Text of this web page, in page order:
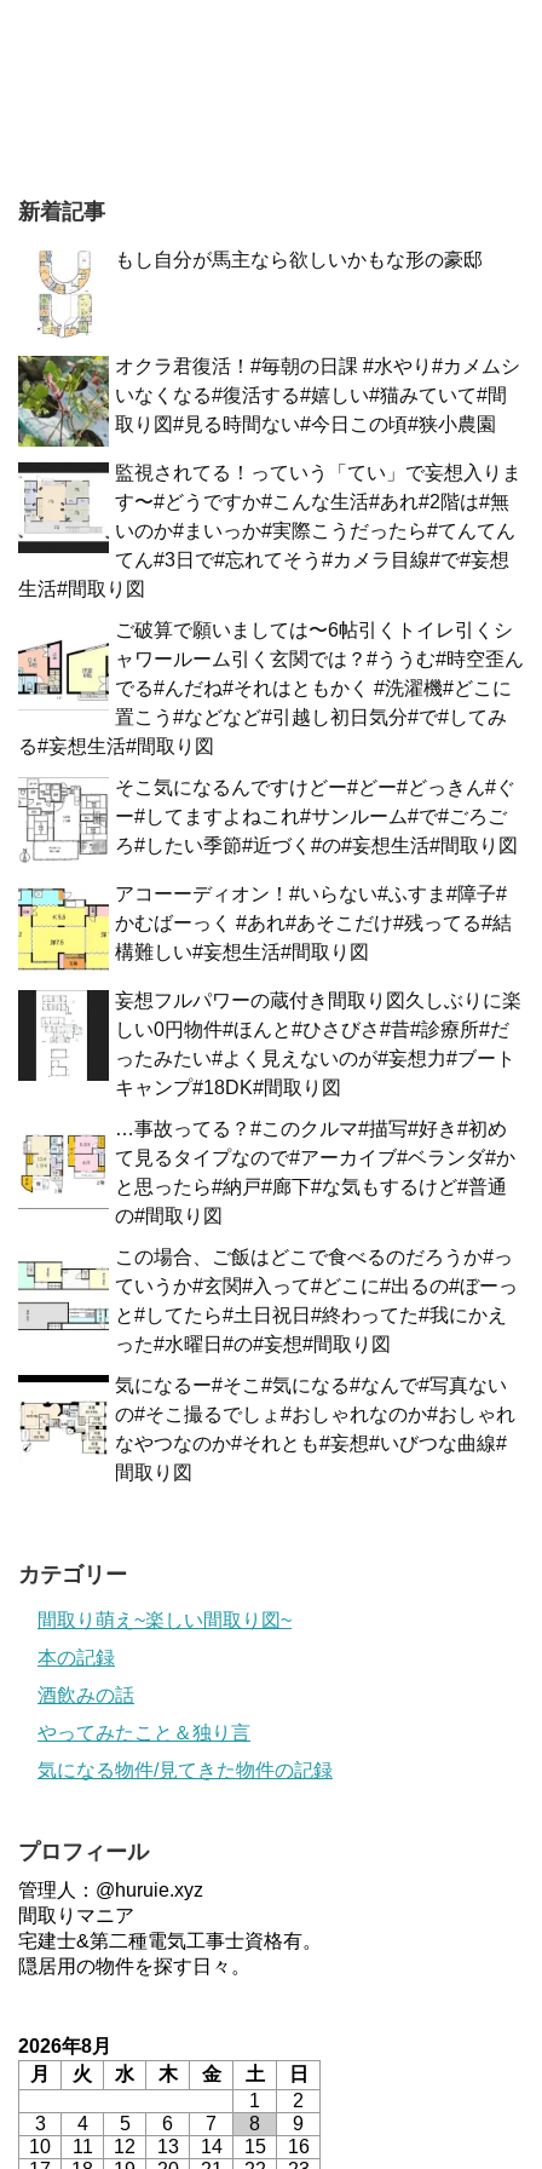
新着記事
もし自分が馬主なら欲しいかもな形の豪邸
オクラ君復活！#毎朝の日課 #水やり#カメムシ
いなくなる#復活する#嬉しい#猫みていて#間
取り図#見る時間ない#今日この頃#狭小農園
監視されてる！っていう「てい」で妄想入りま
す〜#どうですか#こんな生活#あれ#2階は#無
いのか#まいっか#実際こうだったら#てんてん
てん#3日で#忘れてそう#カメラ目線#で#妄想
生活#間取り図
ご破算で願いましては〜6帖引くトイレ引くシ
ャワールーム引く玄関では？#ううむ#時空歪ん
でる#んだね#それはともかく #洗濯機#どこに
置こう#などなど#引越し初日気分#で#してみ
る#妄想生活#間取り図
そこ気になるんですけどー#どー#どっきん#ぐ
ー#してますよねこれ#サンルーム#で#ごろご
ろ#したい季節#近づく#の#妄想生活#間取り図
アコーーディオン！#いらない#ふすま#障子#
かむばーっく #あれ#あそこだけ#残ってる#結
構難しい#妄想生活#間取り図
妄想フルパワーの蔵付き間取り図久しぶりに楽
しい0円物件#ほんと#ひさびさ#昔#診療所#だ
ったみたい#よく見えないのが#妄想力#ブート
キャンプ#18DK#間取り図
…事故ってる？#このクルマ#描写#好き#初め
て見るタイプなので#アーカイブ#ベランダ#か
と思ったら#納戸#廊下#な気もするけど#普通
の#間取り図
この場合、ご飯はどこで食べるのだろうか#っ
ていうか#玄関#入って#どこに#出るの#ぼーっ
と#してたら#土日祝日#終わってた#我にかえ
った#水曜日#の#妄想#間取り図
気になるー#そこ#気になる#なんで#写真ない
の#そこ撮るでしょ#おしゃれなのか#おしゃれ
なやつなのか#それとも#妄想#いびつな曲線#
間取り図
カテゴリー
間取り萌え~楽しい間取り図~
本の記録
酒飲みの話
やってみたこと＆独り言
気になる物件/見てきた物件の記録
プロフィール
管理人：@huruie.xyz
間取りマニア
宅建士&第二種電気工事士資格有。
隠居用の物件を探す日々。
2026年8月
月
火 水 木 金 土
日
1
2
3
4 5 6 7 8
9
10
11 12 13 14 15
16